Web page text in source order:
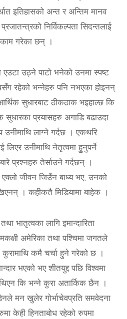
इतिहासको अन्त र अन्तिम मानव
निर्विकल्पता सिदन्तलाई
गरेका छन् ।
एउटा उठ्ने पाटो भनेको उनमा स्पष्ट
रहेको भन्नेहरु पनि नभएका होइनन्
सुधारबाट ठीकठाक भइहाल्छ कि
सुधारका प्रयासहरु अगाडि बढाउदा
लाग्ने गर्दछ । एकथरि
उनीमाथि नेतृत्वमा हुुनुपर्ने
प्रश्नहरु तेर्साउने गर्दछन् ।
एक्लो जीवन जिउँन बाध्य भए, उनको
। कहीकतै मिडियामा बाहेक ।
भातृत्वका लागि इमान्दारिता
अमेरिका तथा पश्चिमा जगतले
कुरामाथि कमै चर्चा हुने गरेको छ ।
भएको भए शीतयुद्द पछि विश्वमा
थिएन कि भन्ने कुरा अतार्किक छैन ।
मन खुलेर गोर्भाचेवप्रति समवेदना
केही हिनताबोध रहेको रुपमा